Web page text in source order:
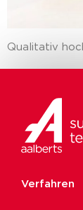
Qualitativ
Verfahren